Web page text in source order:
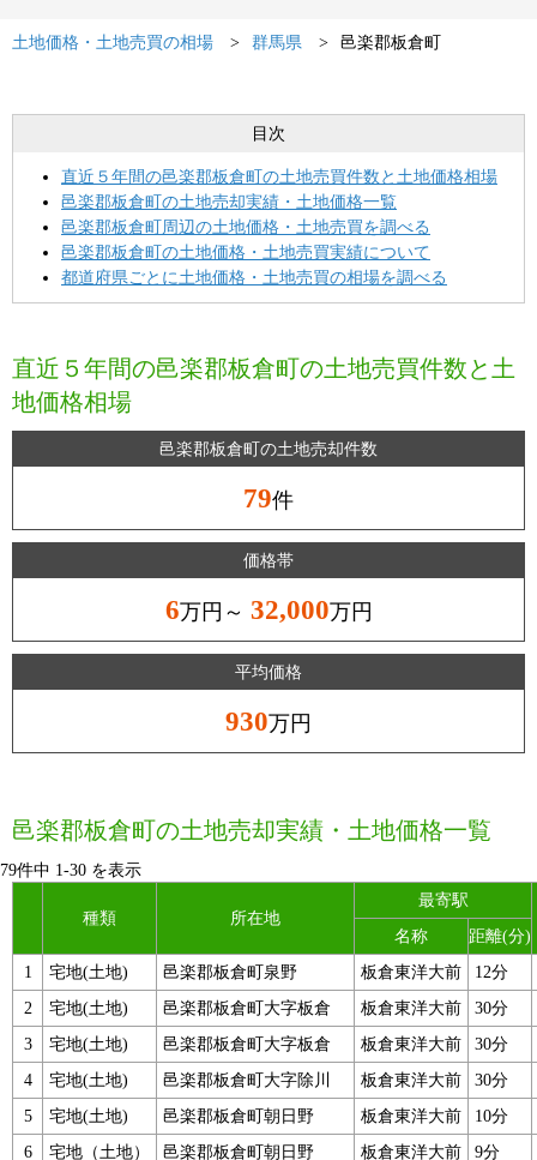
土地価格・土地売買の相場 群馬県 邑楽郡板倉町
目次
直近５年間の邑楽郡板倉町の土地売買件数と土地価格相場
邑楽郡板倉町の土地売却実績・土地価格一覧
邑楽郡板倉町周辺の土地価格・土地売買を調べる
邑楽郡板倉町の土地価格・土地売買実績について
都道府県ごとに土地価格・土地売買の相場を調べる
直近５年間の邑楽郡板倉町の土地売買件数と土
地価格相場
邑楽郡板倉町の土地売却件数
79件
価格帯
6万円～ 32,000万円
平均価格
930万円
邑楽郡板倉町の土地売却実績・土地価格一覧
79件中 1-30 を表示
種類 所在地
最寄駅
名称
距離(分)
1
宅地(土地) 邑楽郡板倉町泉野 板倉東洋大前
12分
2
宅地(土地) 邑楽郡板倉町大字板倉 板倉東洋大前
30分
3
宅地(土地) 邑楽郡板倉町大字板倉 板倉東洋大前
30分
4
宅地(土地) 邑楽郡板倉町大字除川 板倉東洋大前
30分
5
宅地(土地) 邑楽郡板倉町朝日野 板倉東洋大前
10分
6
宅地（土地） 邑楽郡板倉町朝日野 板倉東洋大前 9分